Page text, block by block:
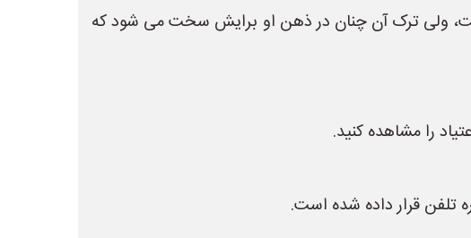
ولی ترک آن چنان در ذهن او برایش سخت می شود که
را مشاهده کنید.
تلفن قرار داده شده است.